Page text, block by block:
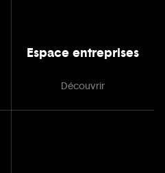
Espace entreprises
Découvrir